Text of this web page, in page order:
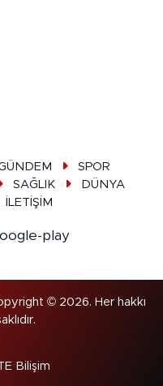
SPOR
SAĞLIK
DÜNYA
İLETİŞİM
© 2026. Her hakkı
Bilişim